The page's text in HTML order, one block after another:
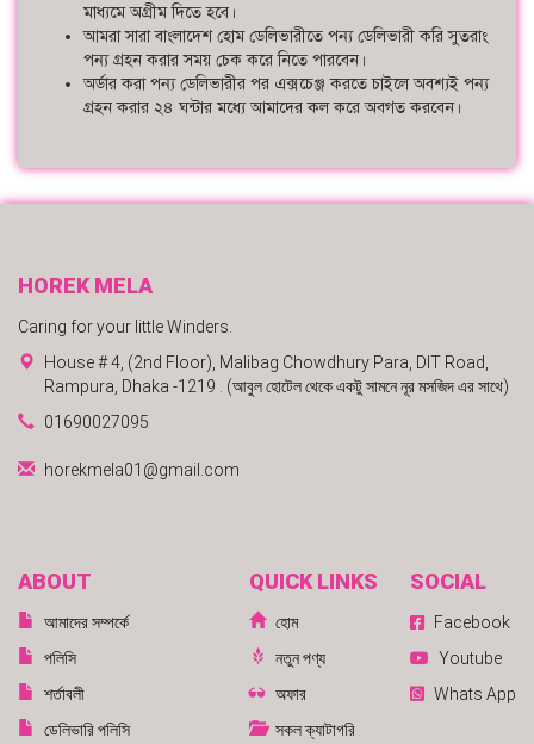
মাধ্যমে অগ্রীম দিতে হবে।
আমরা সারা বাংলাদেশ হোম ডেলিভারীতে পন্য ডেলিভারী করি সুতরাং
পন্য গ্রহন করার সময় চেক করে নিতে পারবেন।
অর্ডার করা পন্য ডেলিভারীর পর এক্সচেঞ্জ করতে চাইলে অবশ্যই পন্য
গ্রহন করার ২৪ ঘন্টার মধ্যে আমাদের কল করে অবগত করবেন।
HOREK MELA
Caring for your little Winders.
House # 4, (2nd Floor), Malibag Chowdhury Para, DIT Road,
Rampura, Dhaka -1219 . (আবুল হোটেল থেকে একটু সামনে নূর মসজিদ এর সাথে)
01690027095
horekmela01@gmail.com
ABOUT
আমাদের সম্পর্কে
পলিসি
শর্তাবলী
ডেলিভারি পলিসি
QUICK LINKS
হোম
নতুন পণ্য
অফার
সকল ক্যাটাগরি
SOCIAL
Facebook
Youtube
Whats App